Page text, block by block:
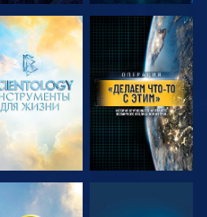
СМОТРЕТЬ
ПЕРЕДАЧИ
СМОТРЕТЬ